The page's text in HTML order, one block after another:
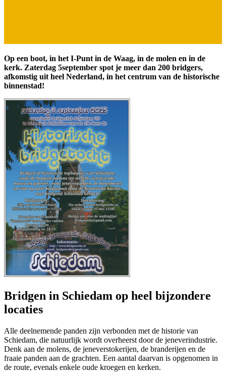
Op een boot, in het I-Punt in de Waag, in de molen en in de
kerk. Zaterdag 5september spot je meer dan 200 bridgers,
afkomstig uit heel Nederland, in het centrum van de historische
binnenstad!
Bridgen in Schiedam op heel bijzondere
locaties
Alle deelnemende panden zijn verbonden met de historie van
Schiedam, die natuurlijk wordt overheerst door de jeneverindustrie.
Denk aan de molens, de jeneverstokerijen, de branderijen en de
fraaie panden aan de grachten. Een aantal daarvan is opgenomen in
de route, evenals enkele oude kroegen en kerken.